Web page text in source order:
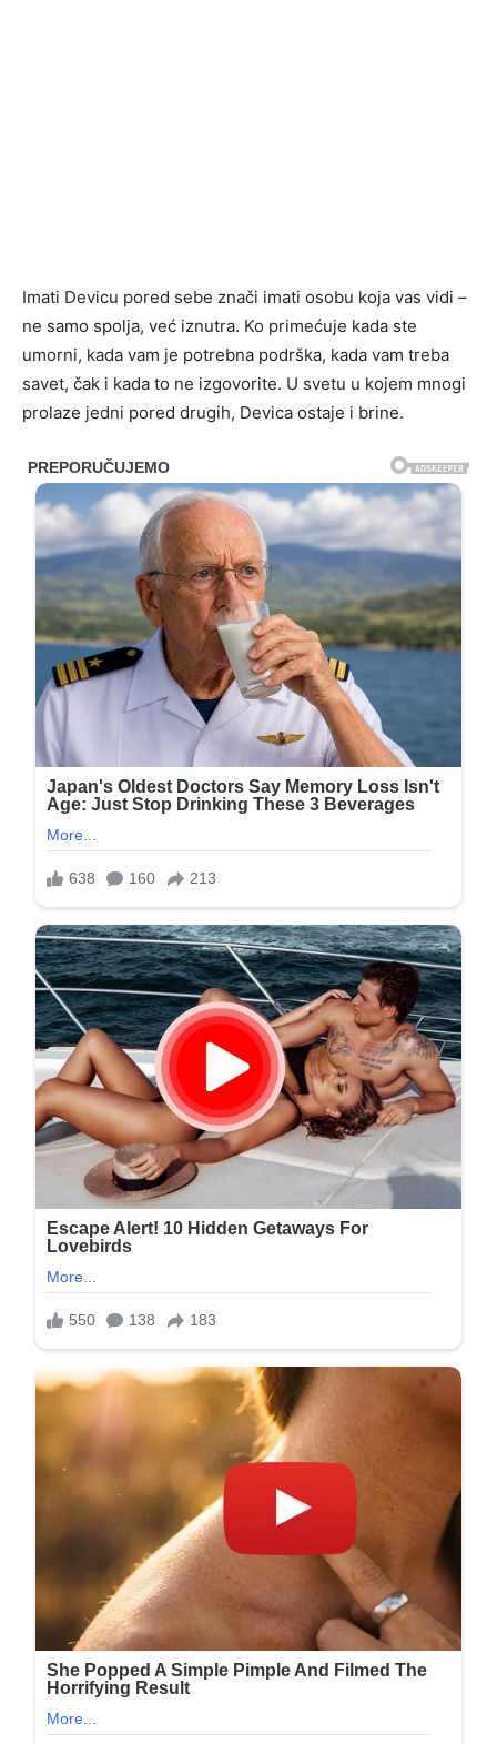
Imati Devicu pored sebe znači imati osobu koja vas vidi –
ne samo spolja, već iznutra. Ko primećuje kada ste
umorni, kada vam je potrebna podrška, kada vam treba
savet, čak i kada to ne izgovorite. U svetu u kojem mnogi
prolaze jedni pored drugih, Devica ostaje i brine.